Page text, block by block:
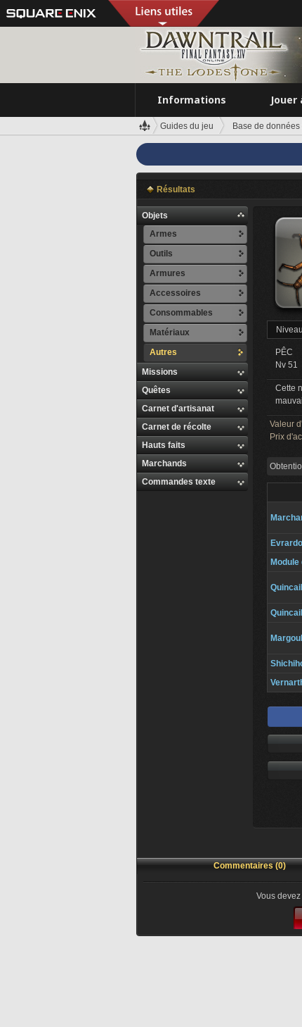
Informations Jouer
Guides du jeu Base de
Résultats
Objets
Armes
Outils
Armures
Accessoires
Consommables
Matériaux
Autres
Missions
Quêtes
Carnet d'artisanat
Carnet de récolte
Hauts faits
Marchands
Commandes texte
PÊC
Nv 51
Cette
Valeur
Prix
Commentaires (0)
Vous